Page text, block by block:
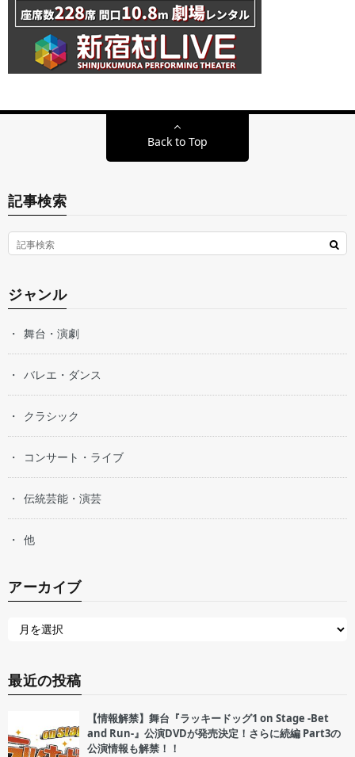
Back to Top
記事検索
ジャンル
舞台・演劇
バレエ・ダンス
クラシック
コンサート・ライブ
伝統芸能・演芸
他
アーカイブ
最近の投稿
【情報解禁】舞台『ラッキードッグ1 on Stage -Bet
and Run-』公演DVDが発売決定！さらに続編 Part3の
公演情報も解禁！！